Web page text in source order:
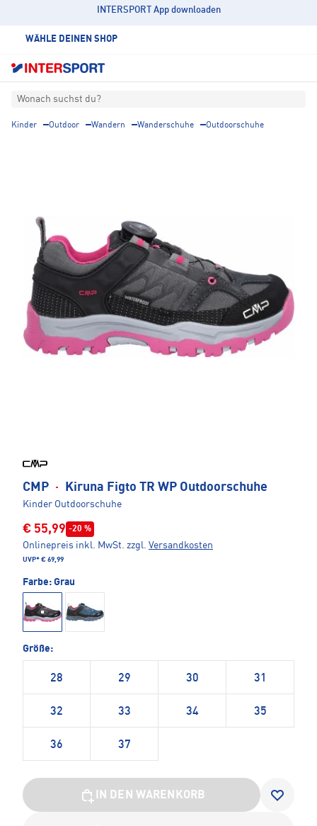
INTERSPORT App downloaden
WÄHLE DEINEN SHOP
Wonach suchst du?
Kinder Outdoor Wandern Wanderschuhe Outdoorschuhe
CMP · Kiruna Figto TR WP Outdoorschuhe
Kinder Outdoorschuhe
€ 55,99 -20 %
Onlinepreis inkl. MwSt. zzgl. Versandkosten
UVP* € 69,99
Farbe: Grau
Größe:
28 29 30 31
32 33 34 35
36 37
IN DEN WARENKORB